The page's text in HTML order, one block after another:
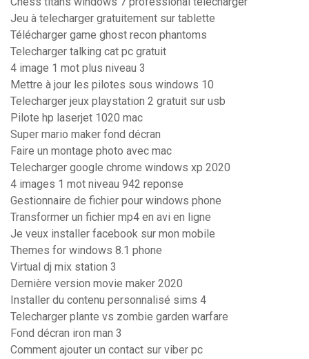
Jeu à telecharger gratuitement sur tablette
Télécharger game ghost recon phantoms
Telecharger talking cat pc gratuit
4 image 1 mot plus niveau 3
Mettre à jour les pilotes sous windows 10
Telecharger jeux playstation 2 gratuit sur usb
Pilote hp laserjet 1020 mac
Super mario maker fond décran
Faire un montage photo avec mac
Telecharger google chrome windows xp 2020
4 images 1 mot niveau 942 reponse
Gestionnaire de fichier pour windows phone
Transformer un fichier mp4 en avi en ligne
Je veux installer facebook sur mon mobile
Themes for windows 8.1 phone
Virtual dj mix station 3
Dernière version movie maker 2020
Installer du contenu personnalisé sims 4
Telecharger plante vs zombie garden warfare
Fond décran iron man 3
Comment ajouter un contact sur viber pc